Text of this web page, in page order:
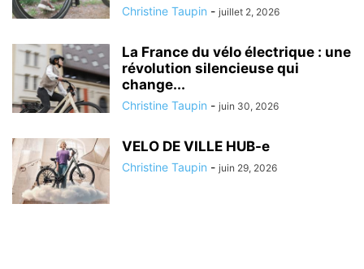
Christine Taupin - juillet 2, 2026
La France du vélo électrique : une
révolution silencieuse qui
change...
Christine Taupin - juin 30, 2026
VELO DE VILLE HUB-e
Christine Taupin - juin 29, 2026